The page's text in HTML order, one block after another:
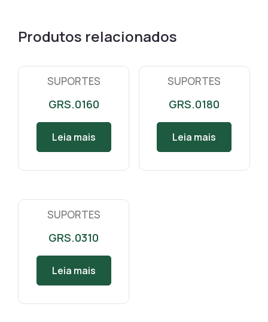
Produtos relacionados
SUPORTES
GRS.0160
Leia mais
SUPORTES
GRS.0180
Leia mais
SUPORTES
GRS.0310
Leia mais